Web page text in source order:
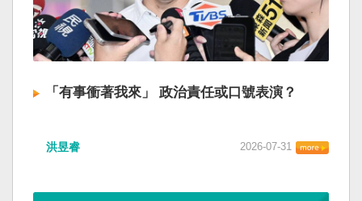
「有事衝著我來」 政治責任或口號表演？
洪昱睿 2026-07-31